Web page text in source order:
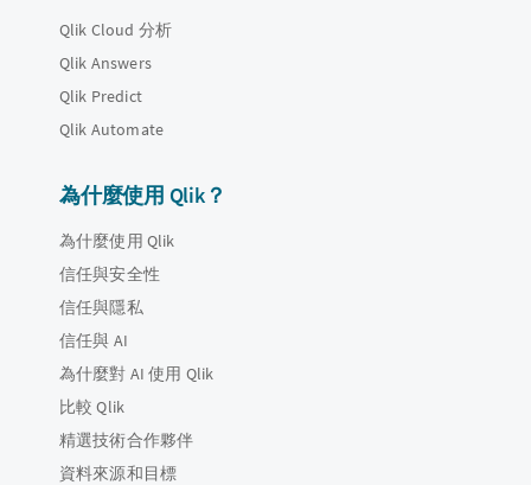
Qlik Cloud 分析
Qlik Answers
Qlik Predict
Qlik Automate
為什麼使用 Qlik？
為什麼使用 Qlik
信任與安全性
信任與隱私
信任與 AI
為什麼對 AI 使用 Qlik
比較 Qlik
精選技術合作夥伴
資料來源和目標